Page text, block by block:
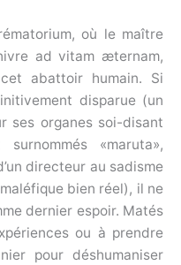
où le maître
ad vitam æternam,
abattoir humain. Si
disparue (un
ses organes soi-disant
«maruta»,
directeur au sadisme
bien réel), il ne
dernier espoir. Matés
ou à prendre
pour déshumaniser